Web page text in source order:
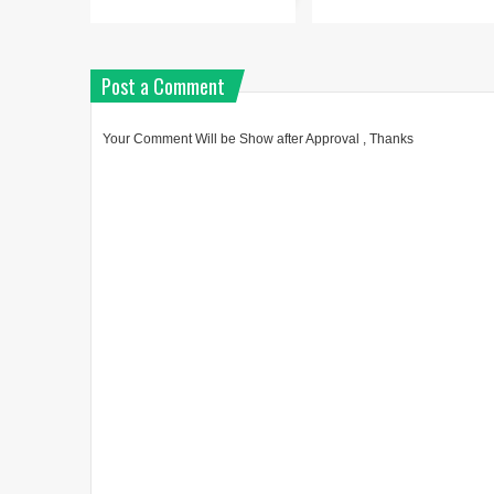
Post a Comment
Your Comment Will be Show after Approval , Thanks